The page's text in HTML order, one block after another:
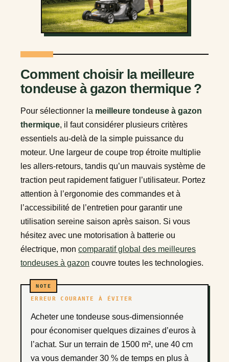
Comment choisir la meilleure
tondeuse à gazon thermique ?
Pour sélectionner la meilleure tondeuse à gazon
thermique, il faut considérer plusieurs critères
essentiels au-delà de la simple puissance du
moteur. Une largeur de coupe trop étroite multiplie
les allers-retours, tandis qu’un mauvais système de
traction peut rapidement fatiguer l’utilisateur. Portez
attention à l’ergonomie des commandes et à
l’accessibilité de l’entretien pour garantir une
utilisation sereine saison après saison. Si vous
hésitez avec une motorisation à batterie ou
électrique, mon comparatif global des meilleures
tondeuses à gazon couvre toutes les technologies.
ERREUR COURANTE À ÉVITER
Acheter une tondeuse sous-dimensionnée
pour économiser quelques dizaines d’euros à
l’achat. Sur un terrain de 1500 m², une 40 cm
va vous demander 30 % de temps en plus à